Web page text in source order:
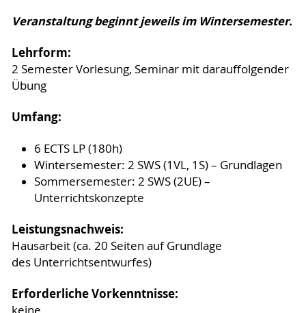
Veranstaltung beginnt jeweils im Wintersemester.
Lehrform:
2 Semester Vorlesung, Seminar mit darauffolgender
Übung
Umfang:
6 ECTS LP (180h)
Wintersemester: 2 SWS (1VL, 1S) – Grundlagen
Sommersemester: 2 SWS (2UE) –
Unterrichtskonzepte
Leistungsnachweis:
Hausarbeit (ca. 20 Seiten auf Grundlage
des Unterrichtsentwurfes)
Erforderliche Vorkenntnisse: